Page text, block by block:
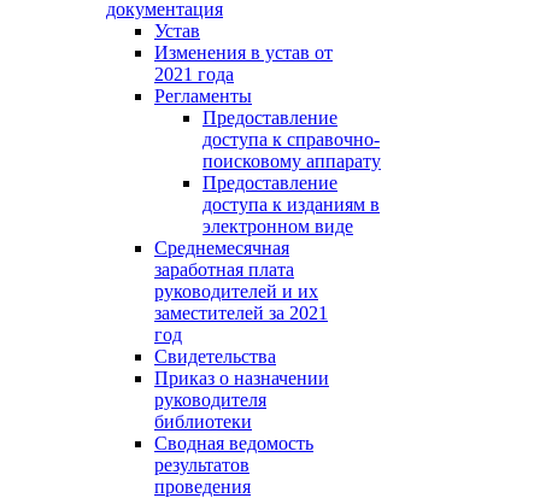
документация
Устав
Изменения в устав от
2021 года
Регламенты
Предоставление
доступа к справочно-
поисковому аппарату
Предоставление
доступа к изданиям в
электронном виде
Среднемесячная
заработная плата
руководителей и их
заместителей за 2021
год
Свидетельства
Приказ о назначении
руководителя
библиотеки
Сводная ведомость
результатов
проведения